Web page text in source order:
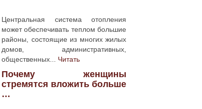
Центральная система отопления
может обеспечивать теплом большие
районы, состоящие из многих жилых
домов, административных,
общественных... Читать
Почему женщины
стремятся вложить больше
…